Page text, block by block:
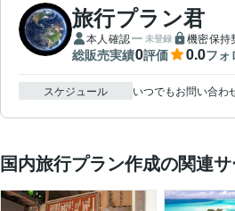
旅行プラン君
本人確認 未登録 機密保持
総販売実績0評価 0.0フォ
スケジュール いつでもお問い合わ
国内旅行プラン作成の関連